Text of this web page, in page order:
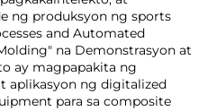
ng produksyon ng sports
and Automated
na Demonstrasyon at
ay magpapakita ng
aplikasyon ng digitalized
para sa composite